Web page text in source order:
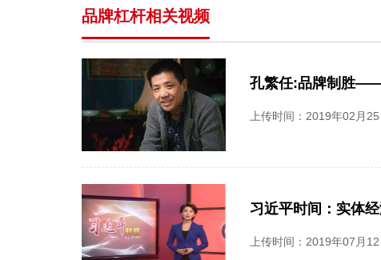
品牌杠杆相关视频
孔繁任:品牌制胜
上传时间：2019年02月25
习近平时间：实体
上传时间：2019年07月12